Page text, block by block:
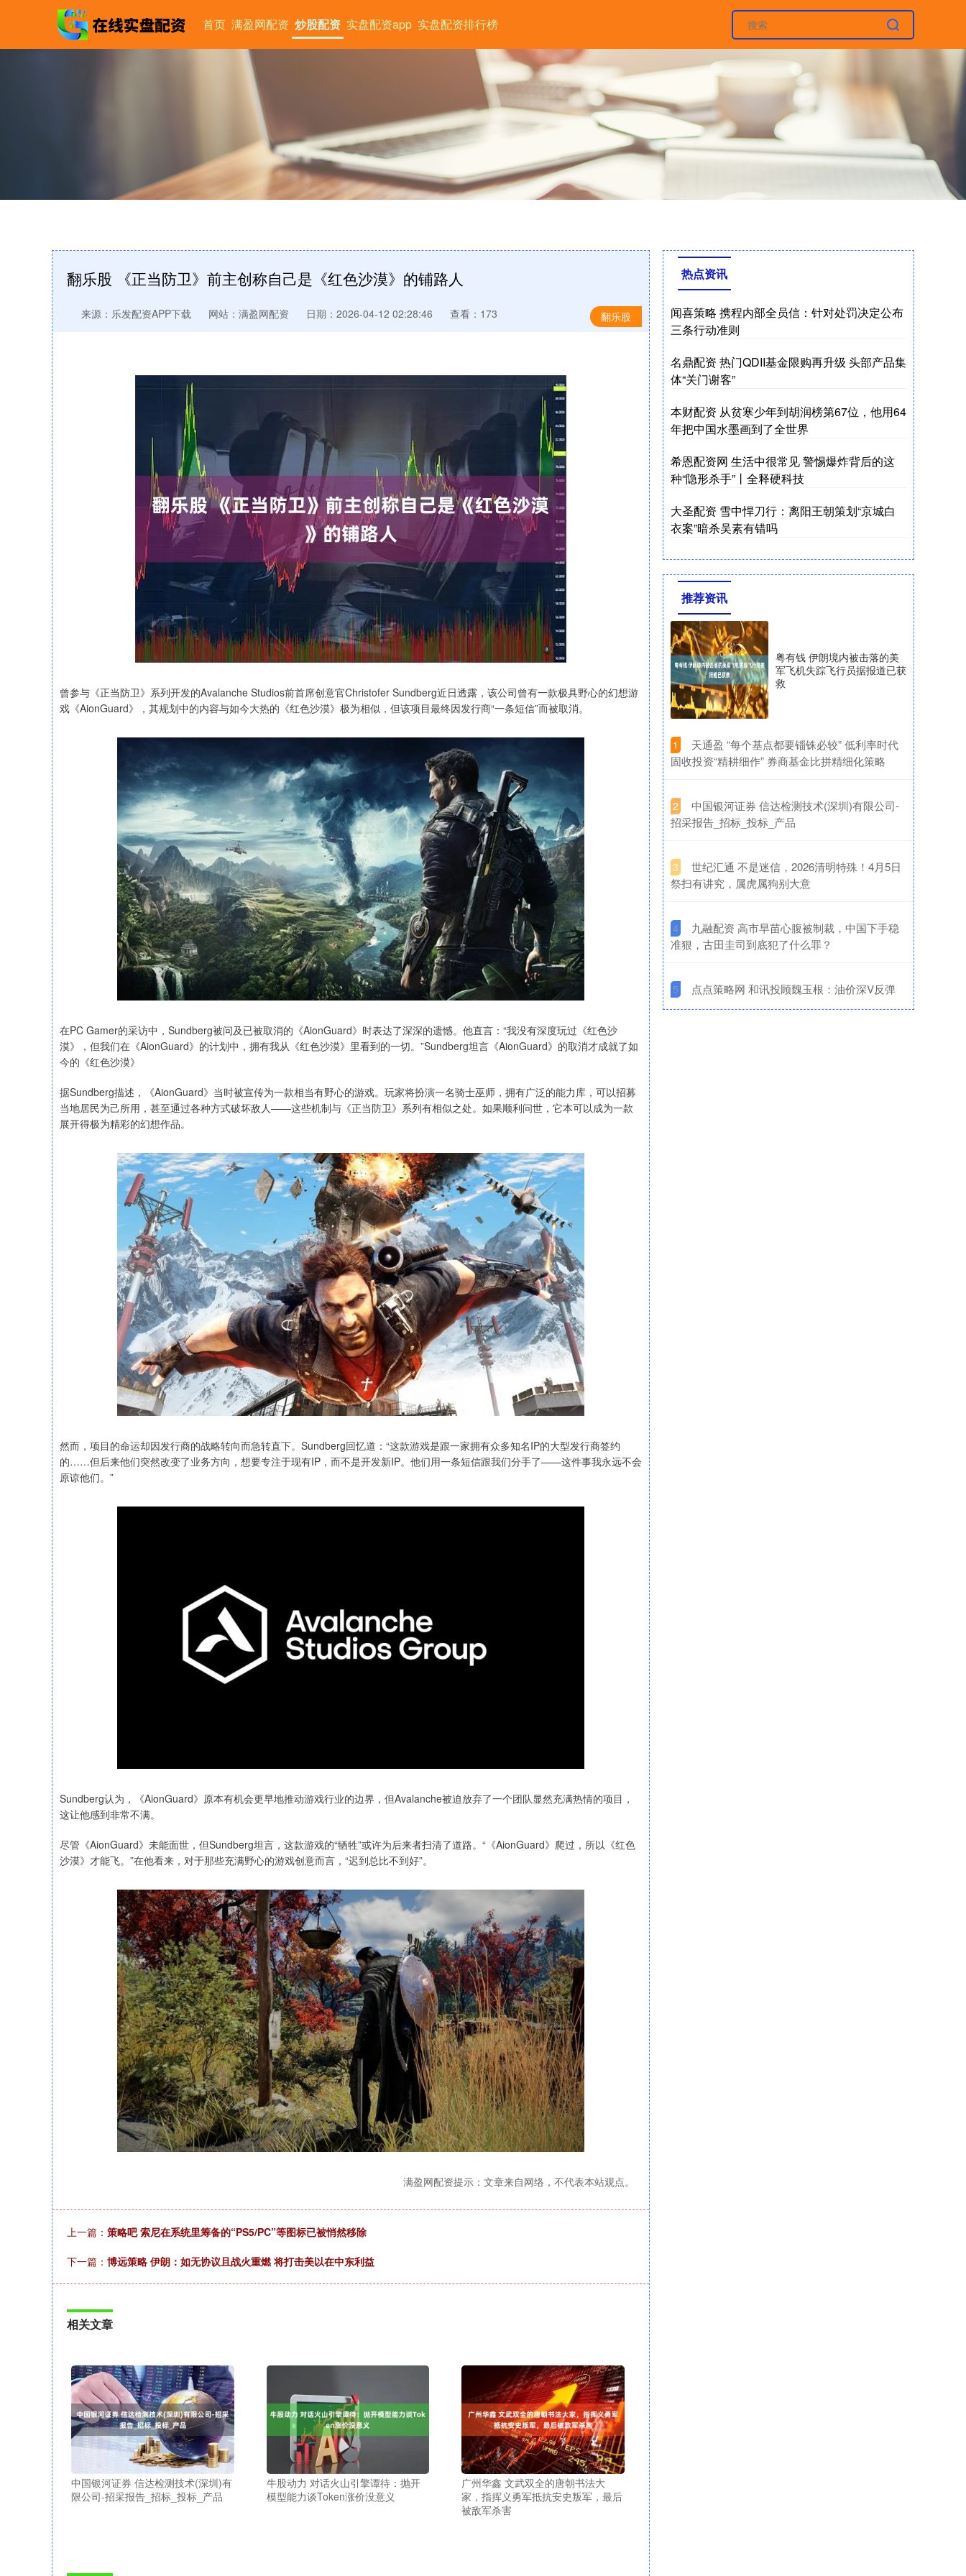
首页 满盈网配资 炒股配资 实盘配资app 实盘配资排行榜
翻乐股 《正当防卫》前主创称自己是《红色沙漠》的铺路人
翻乐股
来源：乐发配资APP下载 网站：满盈网配资 日期：2026-04-12 02:28:46 查看：173
曾参与《正当防卫》系列开发的Avalanche Studios前首席创意官Christofer Sundberg近日透露，该公司曾有一款极具野心的幻想游
戏《AionGuard》，其规划中的内容与如今大热的《红色沙漠》极为相似，但该项目最终因发行商“一条短信”而被取消。
在PC Gamer的采访中，Sundberg被问及已被取消的《AionGuard》时表达了深深的遗憾。他直言：“我没有深度玩过《红色沙
漠》，但我们在《AionGuard》的计划中，拥有我从《红色沙漠》里看到的一切。”Sundberg坦言《AionGuard》的取消才成就了如
今的《红色沙漠》
据Sundberg描述，《AionGuard》当时被宣传为一款相当有野心的游戏。玩家将扮演一名骑士巫师，拥有广泛的能力库，可以招募
当地居民为己所用，甚至通过各种方式破坏敌人——这些机制与《正当防卫》系列有相似之处。如果顺利问世，它本可以成为一款
展开得极为精彩的幻想作品。
然而，项目的命运却因发行商的战略转向而急转直下。Sundberg回忆道：“这款游戏是跟一家拥有众多知名IP的大型发行商签约
的……但后来他们突然改变了业务方向，想要专注于现有IP，而不是开发新IP。他们用一条短信跟我们分手了——这件事我永远不会
原谅他们。”
Sundberg认为，《AionGuard》原本有机会更早地推动游戏行业的边界，但Avalanche被迫放弃了一个团队显然充满热情的项目，
这让他感到非常不满。
尽管《AionGuard》未能面世，但Sundberg坦言，这款游戏的“牺牲”或许为后来者扫清了道路。“《AionGuard》爬过，所以《红色
沙漠》才能飞。”在他看来，对于那些充满野心的游戏创意而言，“迟到总比不到好”。
满盈网配资提示：文章来自网络，不代表本站观点。
上一篇： 策略吧 索尼在系统里筹备的“PS5/PC”等图标已被悄然移除
下一篇： 博远策略 伊朗：如无协议且战火重燃 将打击美以在中东利益
相关文章
中国银河证券 信达检测技术(深圳)有
限公司-招采报告_招标_投标_产品
牛股动力 对话火山引擎谭待：抛开
模型能力谈Token涨价没意义
广州华鑫 文武双全的唐朝书法大
家，指挥义勇军抵抗安史叛军，最后
被敌军杀害
热点资讯
闻喜策略 携程内部全员信：针对处罚决定公布
三条行动准则
名鼎配资 热门QDII基金限购再升级 头部产品集
体“关门谢客”
本财配资 从贫寒少年到胡润榜第67位，他用64
年把中国水墨画到了全世界
希恩配资网 生活中很常见 警惕爆炸背后的这
种“隐形杀手”丨全释硬科技
大圣配资 雪中悍刀行：离阳王朝策划“京城白
衣案”暗杀吴素有错吗
推荐资讯
粤有钱 伊朗境内被击落的美
军飞机失踪飞行员据报道已获
救
1
​天通盈 “每个基点都要锱铢必较” 低利率时代
固收投资“精耕细作” 券商基金比拼精细化策略
2
​中国银河证券 信达检测技术(深圳)有限公司-
招采报告_招标_投标_产品
3
​世纪汇通 不是迷信，2026清明特殊！4月5日
祭扫有讲究，属虎属狗别大意
4
​九融配资 高市早苗心腹被制裁，中国下手稳
准狠，古田圭司到底犯了什么罪？
5 ​点点策略网 和讯投顾魏玉根：油价深V反弹